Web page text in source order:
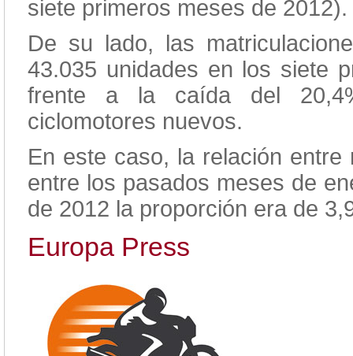
siete primeros meses de 2012).
De su lado, las
43.035 unidades en los siete
frente a la caída del
ciclomotores nuevos.
En este caso, la relación
entre los pasados meses de
de 2012 la proporción era de
Europa Press